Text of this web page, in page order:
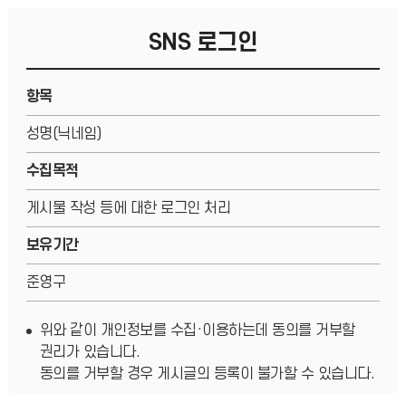
SNS 로그인
항목
성명(닉네임)
수집목적
게시물 작성 등에 대한 로그인 처리
보유기간
준영구
위와 같이 개인정보를 수집·이용하는데 동의를 거부할
권리가 있습니다.
동의를 거부할 경우 게시글의 등록이 불가할 수 있습니다.